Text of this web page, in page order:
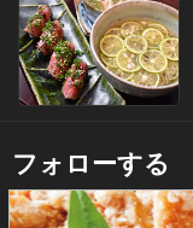
フォローする